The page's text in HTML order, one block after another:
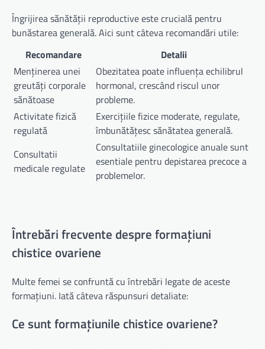
Îngrijirea sănătății reproductive este crucială pentru
bunăstarea generală. Aici sunt câteva recomandări utile:
Recomandare
Detalii
Menținerea unei
greutăți corporale
sănătoase
Obezitatea poate influența echilibrul
hormonal, crescând riscul unor
probleme.
Activitate fizică
regulată
Exercițiile fizice moderate, regulate,
îmbunătățesc sănătatea generală.
Consultatii
medicale regulate
Consultatiile ginecologice anuale sunt
esentiale pentru depistarea precoce a
problemelor.
Întrebări frecvente despre formațiuni
chistice ovariene
Multe femei se confruntă cu întrebări legate de aceste
formațiuni. Iată câteva răspunsuri detaliate:
Ce sunt formațiunile chistice ovariene?